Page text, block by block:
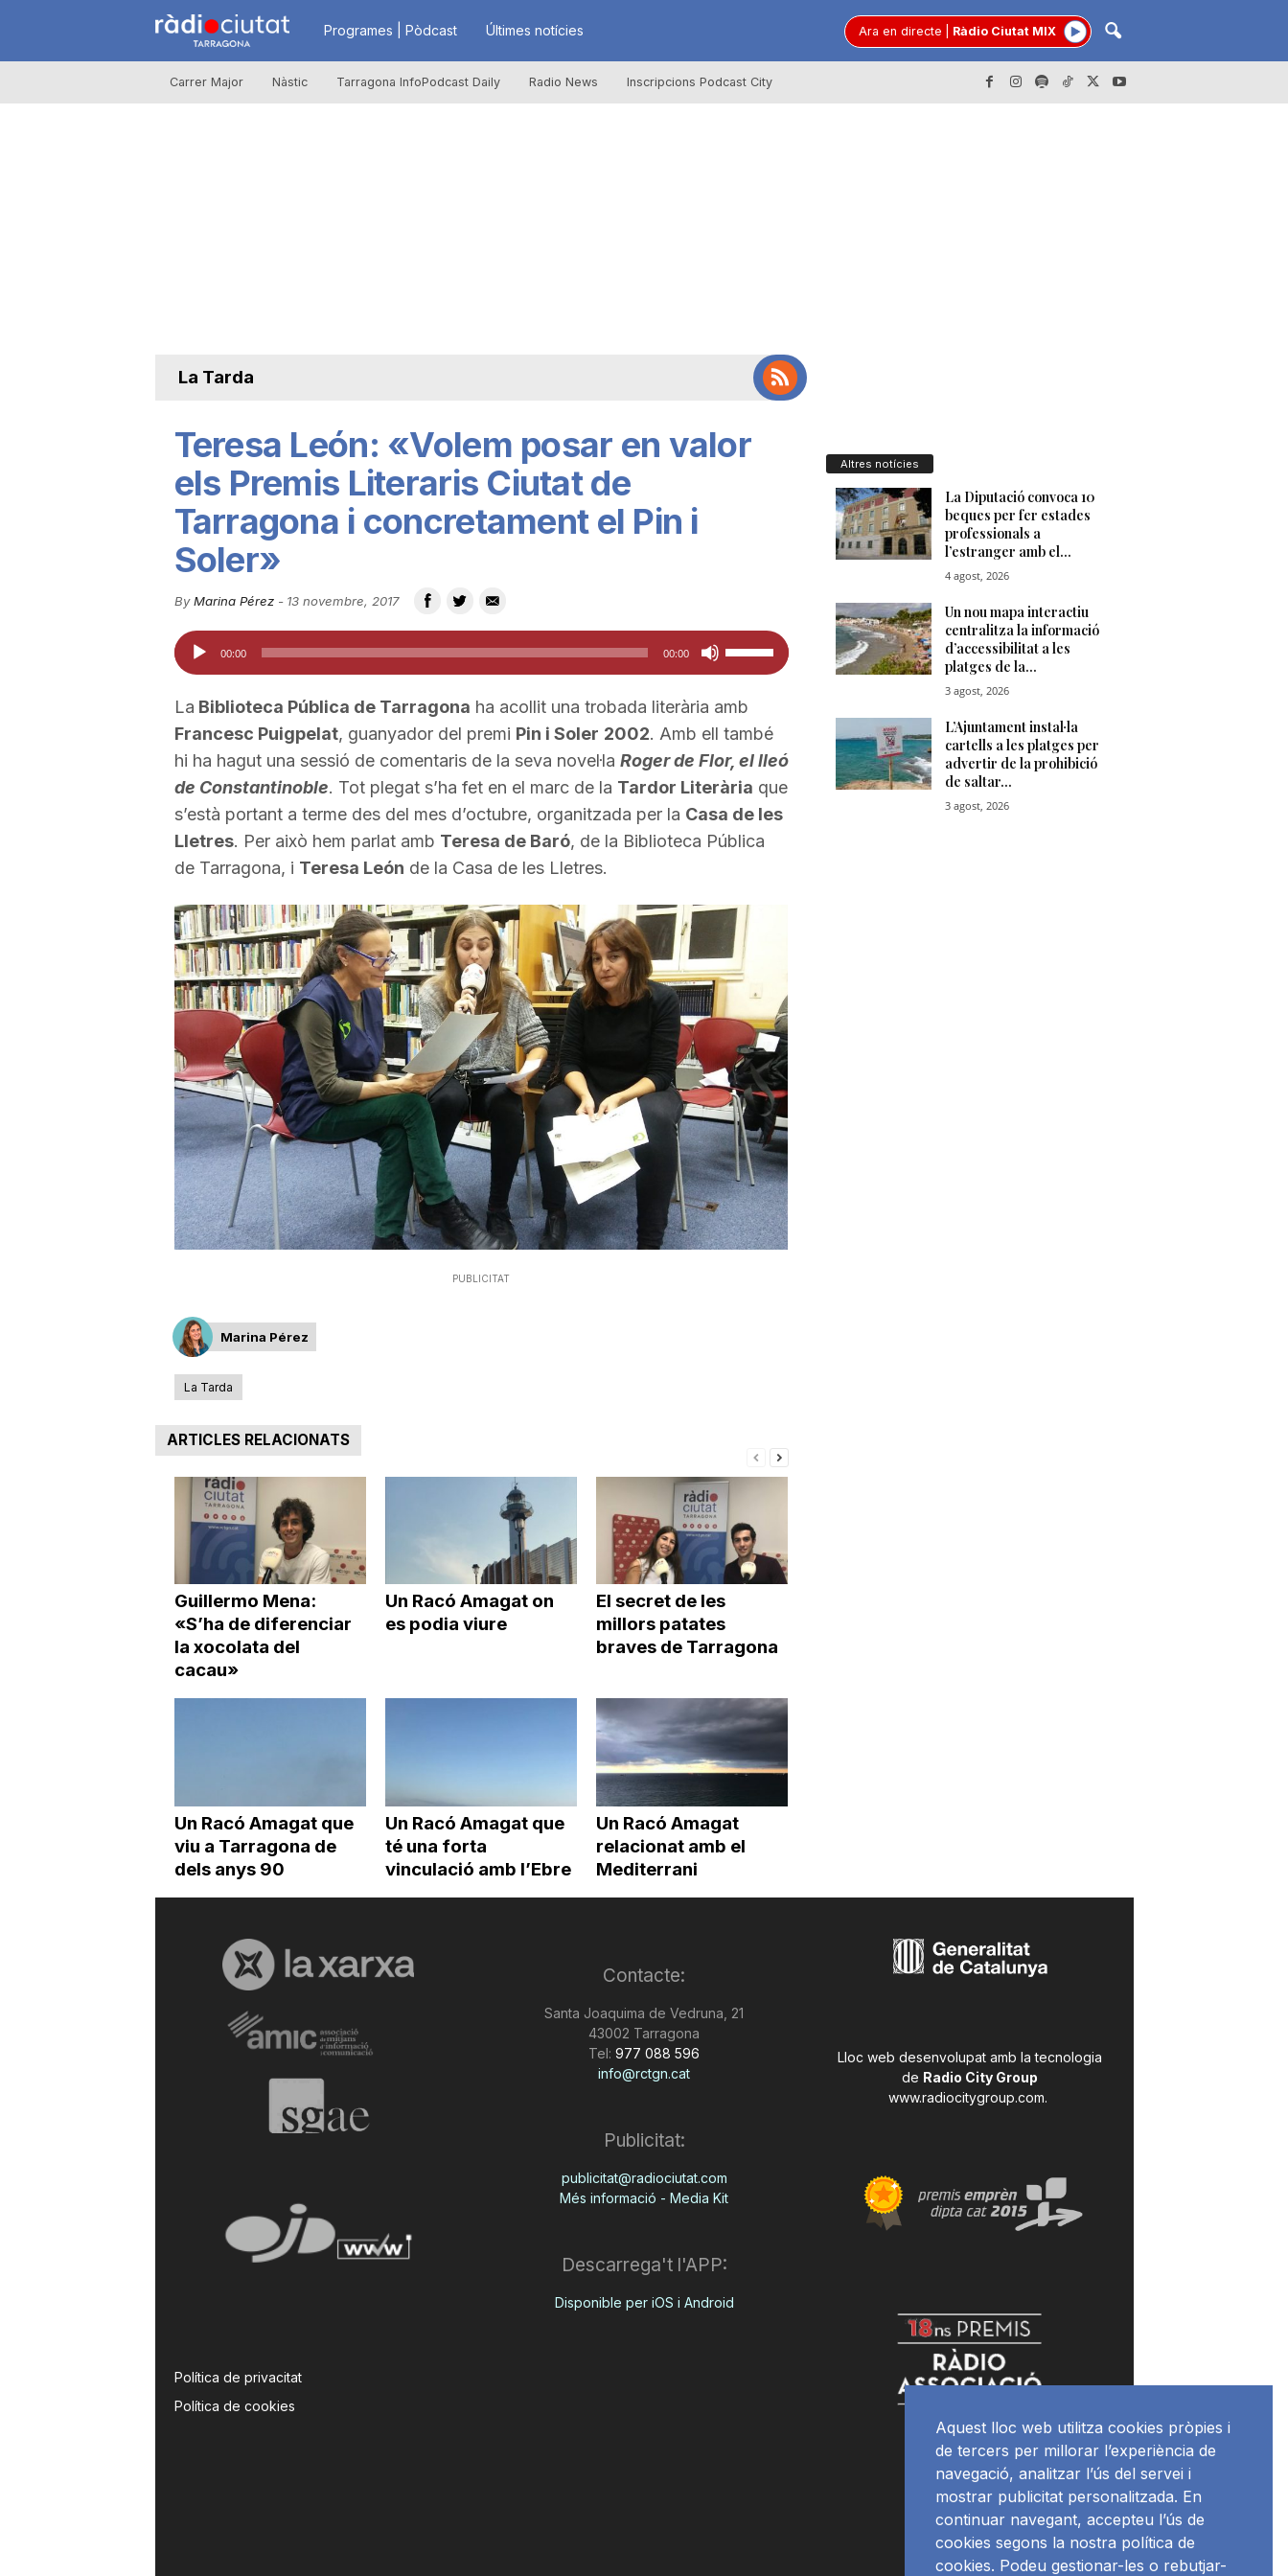
R
à
u
t
d
e
r
r
a
g
o
Programes | Pòdcast Últimes notícies Ara en directe Ràdio Ciutat MIX
Carrer Major Nàstic Tarragona InfoPodcast Daily Radio News Inscripcions Podcast City
La Tarda
Teresa León: «Volem posar en valor
els Premis Literaris Ciutat de
Tarragona i concretament el Pin i
Soler»
By Marina Pérez- 13 novembre, 2017
Reproductor
d'àudio
00:00 00:00
Feu
servir
les
tecles
de
fletxa
cap
amunt/cap
a
incrementar
o
disminuir
el
volum.
La Biblioteca Pública de Tarragona ha acollit una trobada literària amb
Francesc Puigpelat, guanyador del premi Pin i Soler 2002. Amb ell també
hi ha hagut una sessió de comentaris de la seva novel·la Roger de Flor, el lleó
de Constantinoble. Tot plegat s’ha fet en el marc de la Tardor Literària que
s’està portant a terme des del mes d’octubre, organitzada per la Casa de les
Lletres. Per això hem parlat amb Teresa de Baró, de la Biblioteca Pública
de Tarragona, i Teresa León de la Casa de les Lletres.
PUBLICITAT
Marina Pérez
La Tarda
ARTICLES RELACIONATS
Guillermo Mena:
«S’ha de diferenciar
la xocolata del
cacau»
Un Racó Amagat on
es podia viure
El secret de les
millors patates
braves de Tarragona
Un Racó Amagat que
viu a Tarragona de
dels anys 90
Un Racó Amagat que
té una forta
vinculació amb l’Ebre
Un Racó Amagat
relacionat amb el
Mediterrani
Altres notícies
Política de privacitat
Política de cookies
Contacte:
Santa Joaquima de Vedruna, 21
43002 Tarragona
Tel: 977 088 596
info@rctgn.cat
Publicitat:
publicitat@radiociutat.com
Més informació - Media Kit
Descarrega't l'APP:
Disponible per iOS i Android
Lloc web desenvolupat amb la tecnologia
de Radio City Group
www.radiocitygroup.com.
Aquest lloc web utilitza cookies pròpies i
de tercers per millorar l’experiència de
navegació, analitzar l’ús del servei i
mostrar publicitat personalitzada. En
continuar navegant, accepteu l’ús de
cookies segons la nostra política de
cookies. Podeu gestionar-les o rebutjar-